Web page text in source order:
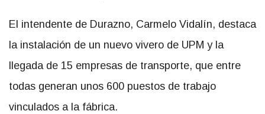
El intendente de Durazno, Carmelo Vidalín, destaca
la instalación de un nuevo vivero de UPM y la
llegada de 15 empresas de transporte, que entre
todas generan unos 600 puestos de trabajo
vinculados a la fábrica.